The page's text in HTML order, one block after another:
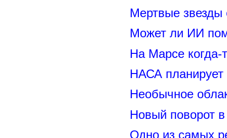
Мертвые звезды
Может ли ИИ
На Марсе когда-
НАСА
Необычное
Новый поворот
Одно из самых